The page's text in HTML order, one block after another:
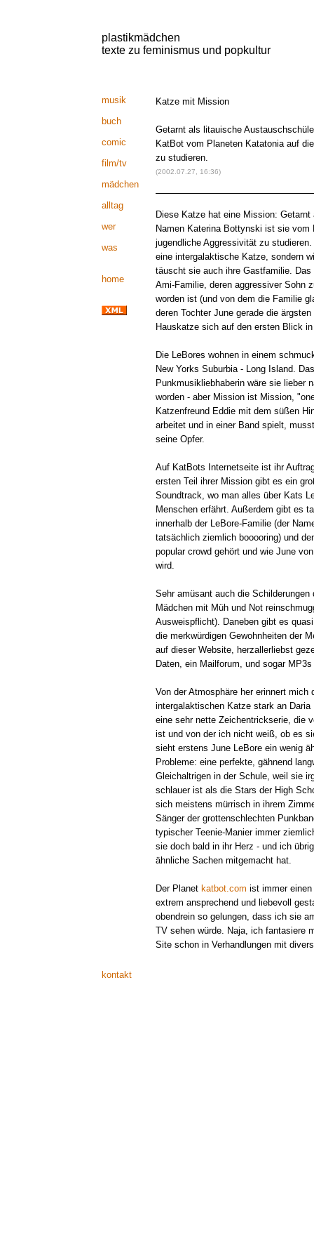
plastikmädchen
texte zu feminismus und popkultur
musik
buch
comic
film/tv
mädchen
alltag
wer
was
home
Katze mit Mission
Getarnt als litauische
KatBot vom Planeten Katatonia auf
zu studieren.
(2002.07.27, 16:36)
Diese Katze hat eine Mission:
Namen Katerina Bottynski ist sie
jugendliche Aggressivität zu
eine intergalaktische Katze, sondern
täuscht sie auch ihre Gastfamilie.
Ami-Familie, deren aggressiver Sohn
worden ist (und von dem die Familie
deren Tochter June gerade die
Hauskatze sich auf den ersten Blick
Die LeBores wohnen in einem
New Yorks Suburbia - Long Island.
Punkmusikliebhaberin wäre sie lieber
worden - aber Mission ist Mission,
Katzenfreund Eddie mit dem süßen
arbeitet und in einer Band spielt,
seine Opfer.
Auf KatBots Internetseite ist ihr
ersten Teil ihrer Mission gibt es ein
Soundtrack, wo man alles über Kats
Menschen erfährt. Außerdem gibt es
innerhalb der LeBore-Familie (der
tatsächlich ziemlich booooring) und
popular crowd gehört und wie June
wird.
Sehr amüsant auch die
Mädchen mit Müh und Not
Ausweispflicht). Daneben gibt es
die merkwürdigen Gewohnheiten der
auf dieser Website, herzallerliebst
Daten, ein Mailforum, und sogar
Von der Atmosphäre her erinnert
intergalaktischen Katze stark an
eine sehr nette Zeichentrickserie, die
ist und von der ich nicht weiß, ob es
sieht erstens June LeBore ein wenig
Probleme: eine perfekte, gähnend
Gleichaltrigen in der Schule, weil sie
schlauer ist als die Stars der High
sich meistens mürrisch in ihrem
Sänger der grottenschlechten
typischer Teenie-Manier immer
sie doch bald in ihr Herz - und ich
ähnliche Sachen mitgemacht hat.
Der Planet katbot.com ist immer
extrem ansprechend und liebevoll
obendrein so gelungen, dass ich sie
TV sehen würde. Naja, ich fantasiere
Site schon in Verhandlungen mit
kontakt